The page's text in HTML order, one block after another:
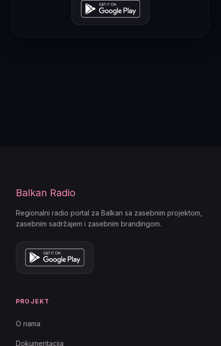
Balkan Radio
Regionalni radio portal za Balkan sa zasebnim projektom,
zasebnim sadržajem i zasebnim brandingom.
PROJEKT
O nama
Dokumentacija